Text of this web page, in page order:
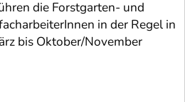
die Forstgarten- und
in der Regel in
bis Oktober/November